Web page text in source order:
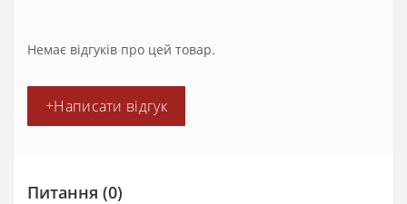
Немає відгуків про цей товар.
+Написати відгук
Питання (0)